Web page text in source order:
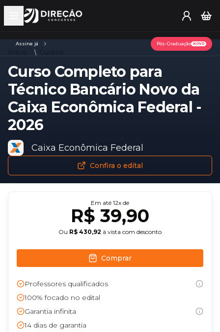
Open main menu
Assine já Pós-Graduação NOVO
Curso Completo para
Técnico Bancário Novo da
Caixa Econômica Federal -
2026
Caixa Econômica Federal
Confira o edital
Em até 12x de
R$ 39,90
Ou R$ 430,92 à vista com desconto
Comprar
Professores qualificados
100% focado no edital
Garantia infinita
14 dias de garantia